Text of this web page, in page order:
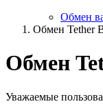
Обмен
Обмен Tether
Обмен
Уважаемые